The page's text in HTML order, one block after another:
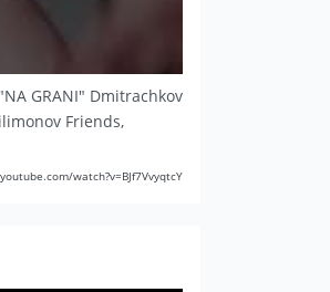
GRANI" Dmitrachkov
Friends,
watch?v=BJf7VvyqtcY